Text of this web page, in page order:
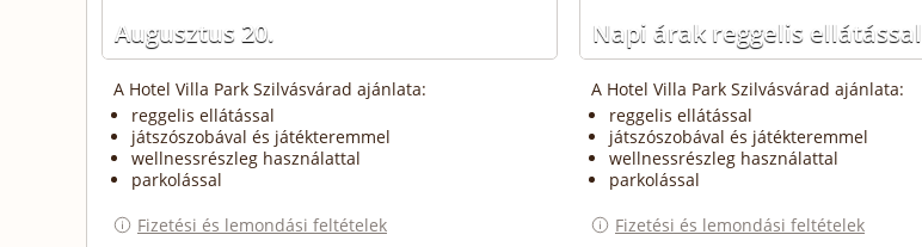
Augusztus 20. Napi árak reggelis ellátással
A Hotel Villa Park Szilvásvárad ajánlata:
reggelis ellátással
játszószobával és játékteremmel
wellnessrészleg használattal
parkolással
Fizetési és lemondási feltételek
A Hotel Villa Park Szilvásvárad ajánlata:
reggelis ellátással
játszószobával és játékteremmel
wellnessrészleg használattal
parkolással
Fizetési és lemondási feltételek